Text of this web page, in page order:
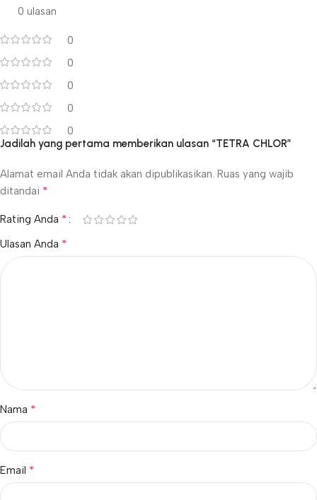
0 ulasan
0
0
0
0
0
Jadilah yang pertama memberikan ulasan “TETRA CHLOR”
Alamat email Anda tidak akan dipublikasikan. Ruas yang wajib
ditandai *
Rating Anda *
Ulasan Anda *
Nama *
Email *